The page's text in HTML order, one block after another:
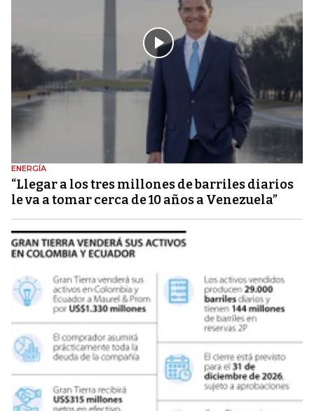
ENERGÍA
“Llegar a los tres millones de barriles diarios
le va a tomar cerca de 10 años a Venezuela”